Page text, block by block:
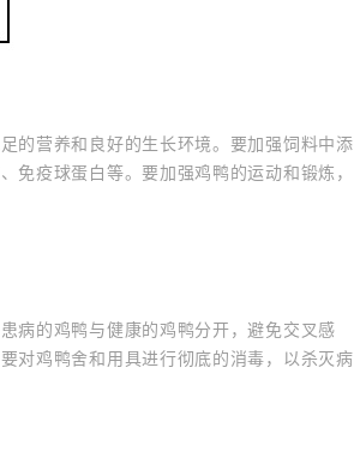
的营养和良好的生长环境。要加强饲料中添
免疫球蛋白等。要加强鸡鸭的运动和锻炼，
病的鸡鸭与健康的鸡鸭分开，避免交叉感
对鸡鸭舍和用具进行彻底的消毒，以杀灭病